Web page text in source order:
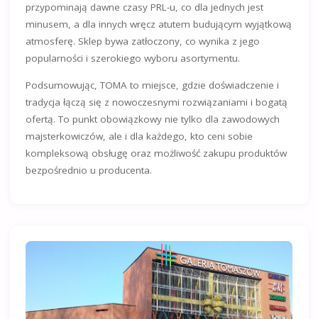
przypominają dawne czasy PRL-u, co dla jednych jest
minusem, a dla innych wręcz atutem budującym wyjątkową
atmosferę. Sklep bywa zatłoczony, co wynika z jego
popularności i szerokiego wyboru asortymentu.
Podsumowując, TOMA to miejsce, gdzie doświadczenie i
tradycja łączą się z nowoczesnymi rozwiązaniami i bogatą
ofertą. To punkt obowiązkowy nie tylko dla zawodowych
majsterkowiczów, ale i dla każdego, kto ceni sobie
kompleksową obsługę oraz możliwość zakupu produktów
bezpośrednio u producenta.